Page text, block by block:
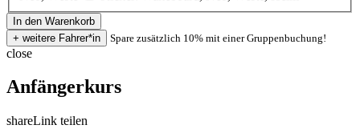
Spare zusätzlich 10% mit einer Gruppenbuchung!
close
Anfängerkurs
shareLink teilen